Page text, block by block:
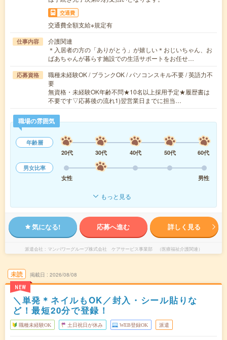
交通費
交通費全額支給※規定有
仕事内容
介護関連
＊入居者の方の「ありがとう」が嬉しい＊おじいちゃん、お
ばあちゃんが暮らす施設での生活サポートをお任せ…
応募資格
職種未経験OK / ブランクOK / パソコンスキル不要 / 英語力不
要
無資格・未経験OK年齢不問★10名以上採用予定★履歴書は
不要です▽応募後の流れ1)翌営業日までに担当…
職場の雰囲気
年齢層
20代
30代 40代 50代
60代
男女比率
女性
男性
もっと見る
気になる! 応募へ進む 詳しく見る
派遣会社 マンパワーグループ株式会社 ケアサービス事業部 （医療福祉介護関連）
未読
NEW
掲載日 2026/08/08
＼単発＊ネイルもOK／封入・シール貼りな
ど！最短20分で登録！
職種未経験OK 土日祝日が休み WEB登録OK 派遣